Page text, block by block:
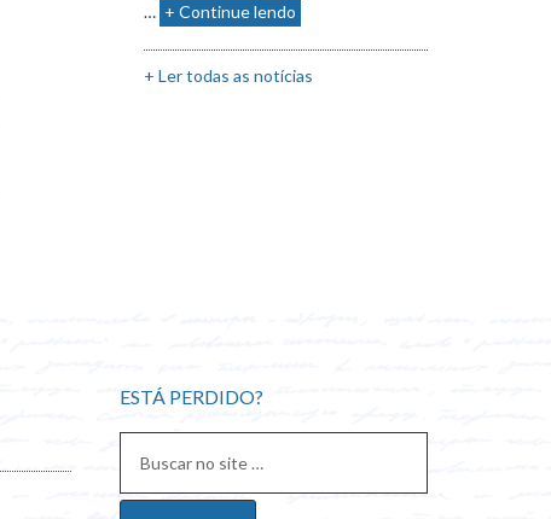
… + Continue lendo
+ Ler todas as notícias
ESTÁ PERDIDO?